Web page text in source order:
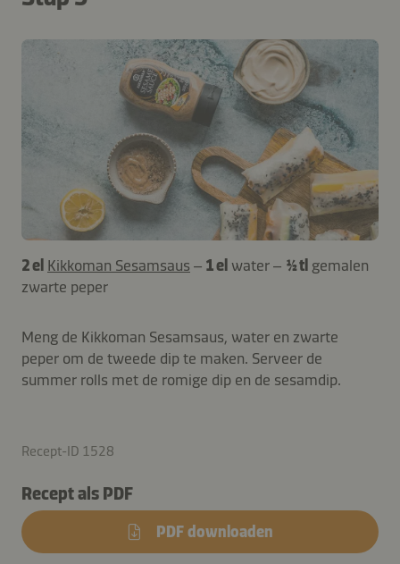
2 el Kikkoman Sesamsaus – 1 el water – ½ tl gemalen
zwarte peper
Meng de Kikkoman Sesamsaus, water en zwarte
peper om de tweede dip te maken. Serveer de
summer rolls met de romige dip en de sesamdip.
Recept-ID 1528
Recept als PDF
PDF downloaden